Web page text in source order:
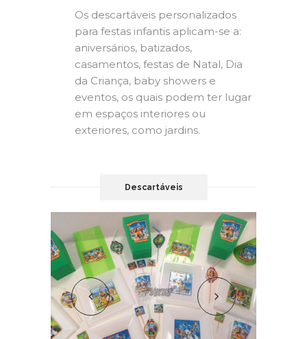
Os descartáveis personalizados
para festas infantis aplicam-se a:
aniversários, batizados,
casamentos, festas de Natal, Dia
da Criança, baby showers e
eventos, os quais podem ter lugar
em espaços interiores ou
exteriores, como jardins.
Descartáveis